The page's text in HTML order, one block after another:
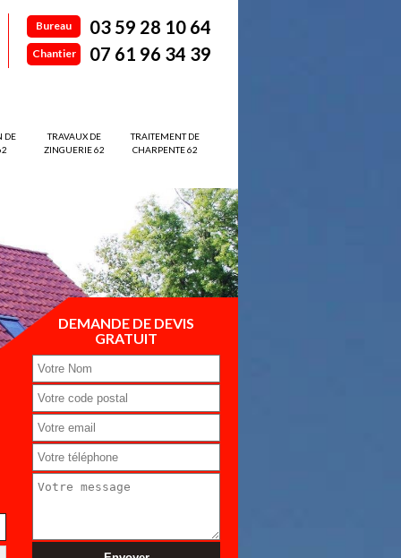
Bureau 03 59 28 10 64
Chantier 07 61 96 34 39
DE
TRAVAUX DE
ZINGUERIE 62
TRAITEMENT DE
CHARPENTE 62
DEMANDE DE DEVIS
GRATUIT